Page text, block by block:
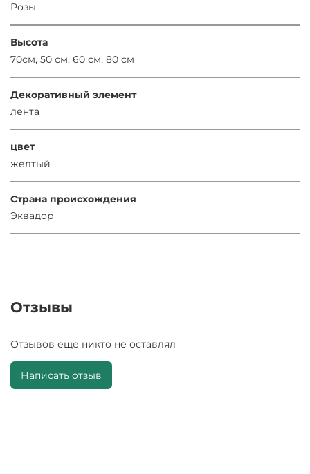
Розы
Высота
70см, 50 см, 60 см, 80 см
Декоративный элемент
лента
цвет
желтый
Страна происхождения
Эквадор
Отзывы
Отзывов еще никто не оставлял
Написать отзыв